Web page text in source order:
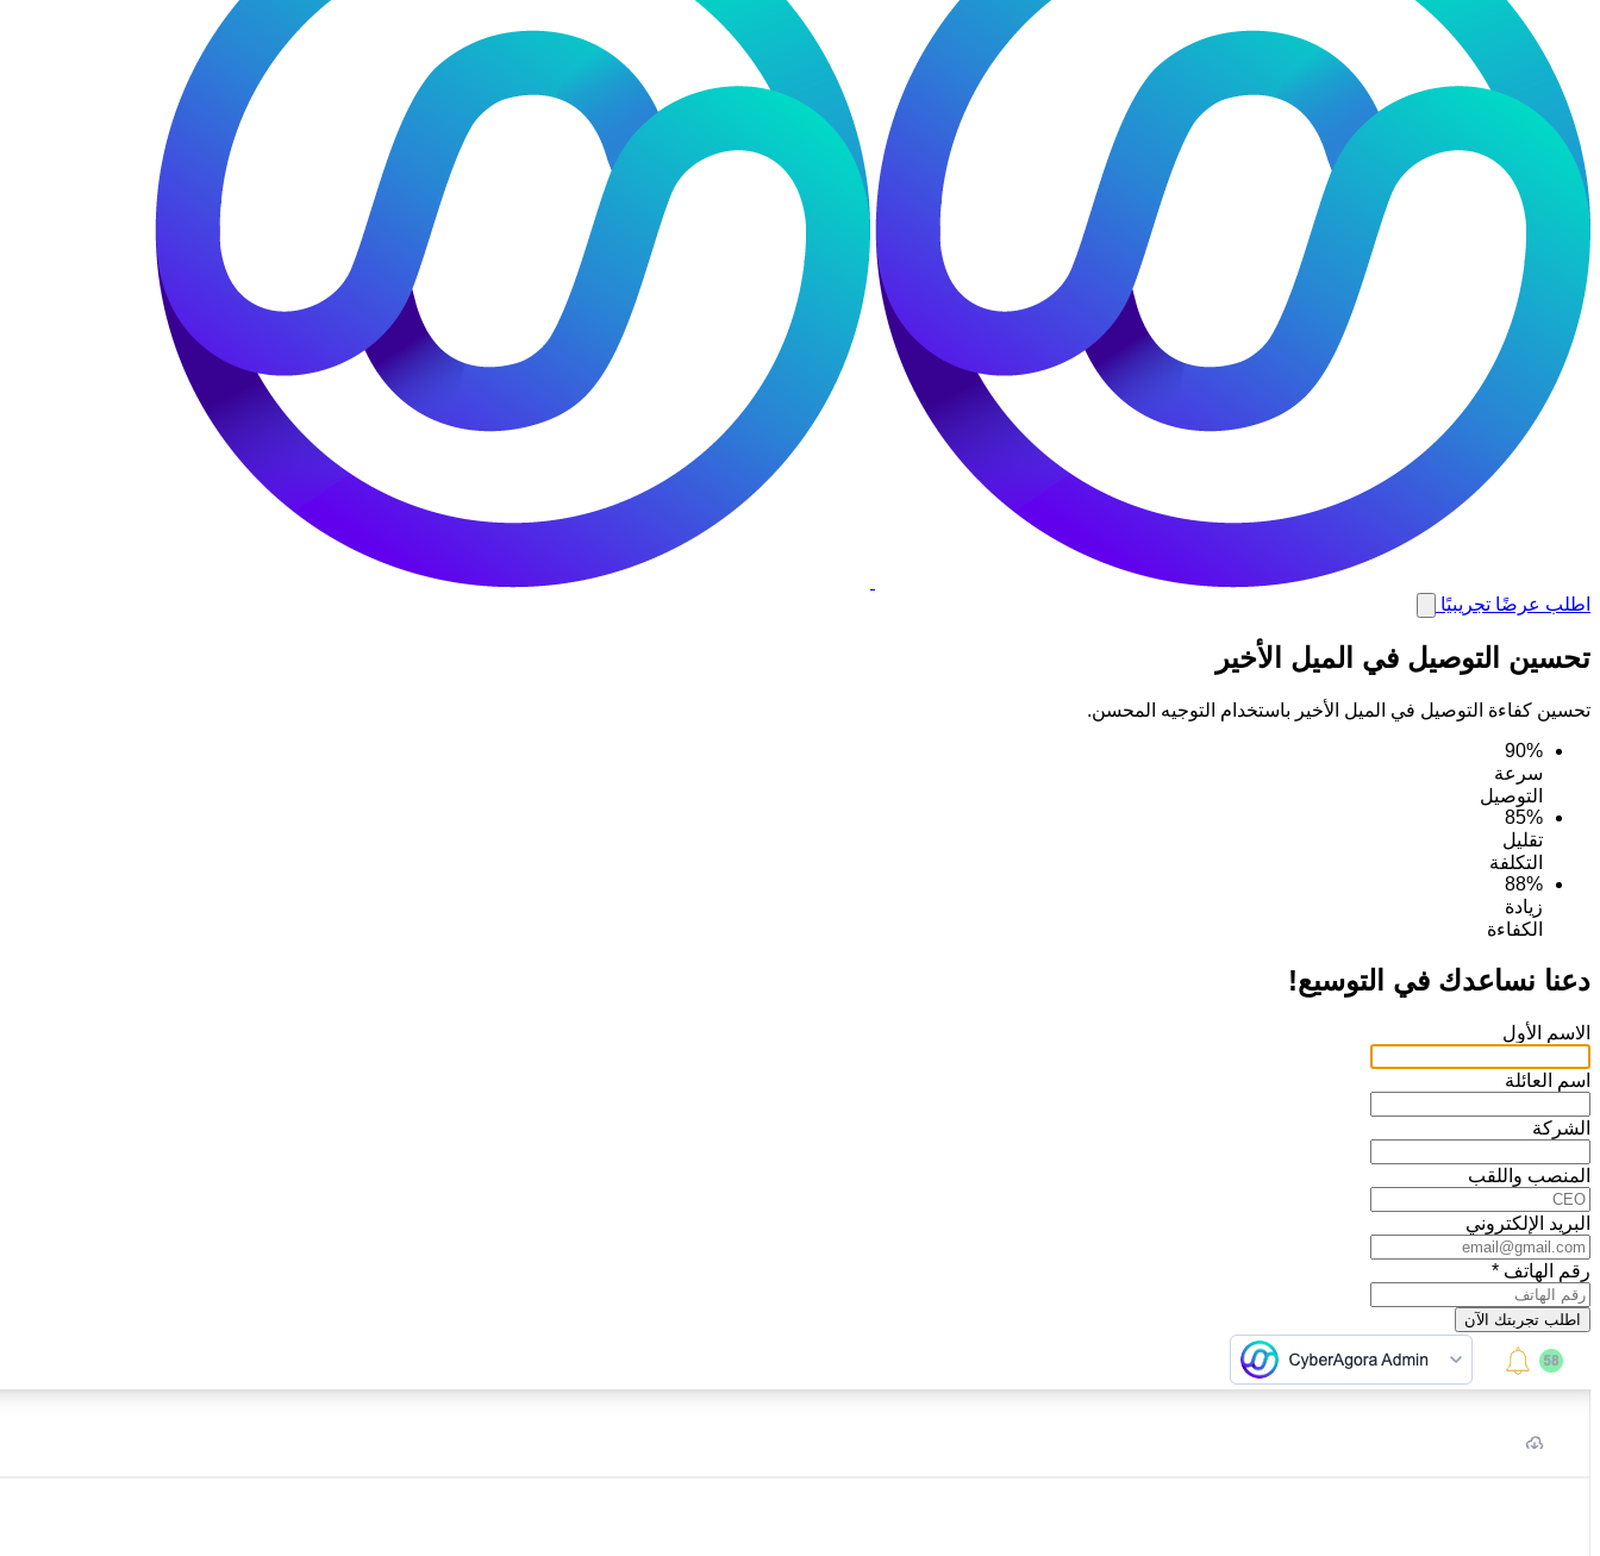
اطلب عرضًا تجريبيًا
تحسين التوصيل في الميل الأخير
تحسين كفاءة التوصيل في الميل الأخير باستخدام التوجيه المحسن.
90%
سرعة
التوصيل
85%
تقليل
التكلفة
88%
زيادة
الكفاءة
دعنا نساعدك في التوسيع!
الاسم الأول
اسم العائلة
الشركة
المنصب واللقب
البريد الإلكتروني
رقم الهاتف *
اطلب تجربتك الآن